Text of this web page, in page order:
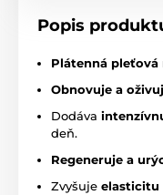
Popis
Plátenná pleťová
Obnovuje a
Dodáva
deň.
Regeneruje a
Zvyšuje elasticitu